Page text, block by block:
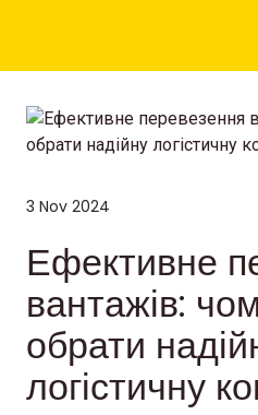
3 Nov 2024
Ефективне
вантажів:
обрати
логістичну